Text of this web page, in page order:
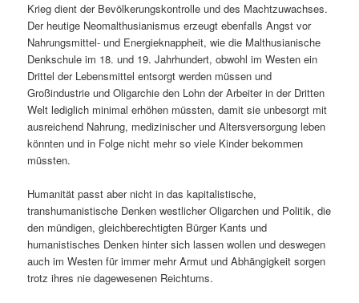
Krieg dient der Bevölkerungskontrolle und des Machtzuwachses.
Der heutige Neomalthusianismus erzeugt ebenfalls Angst vor
Nahrungsmittel- und Energieknappheit, wie die Malthusianische
Denkschule im 18. und 19. Jahrhundert, obwohl im Westen ein
Drittel der Lebensmittel entsorgt werden müssen und
Großindustrie und Oligarchie den Lohn der Arbeiter in der Dritten
Welt lediglich minimal erhöhen müssten, damit sie unbesorgt mit
ausreichend Nahrung, medizinischer und Altersversorgung leben
könnten und in Folge nicht mehr so viele Kinder bekommen
müssten.
Humanität passt aber nicht in das kapitalistische,
transhumanistische Denken westlicher Oligarchen und Politik, die
den mündigen, gleichberechtigten Bürger Kants und
humanistisches Denken hinter sich lassen wollen und deswegen
auch im Westen für immer mehr Armut und Abhängigkeit sorgen
trotz ihres nie dagewesenen Reichtums.